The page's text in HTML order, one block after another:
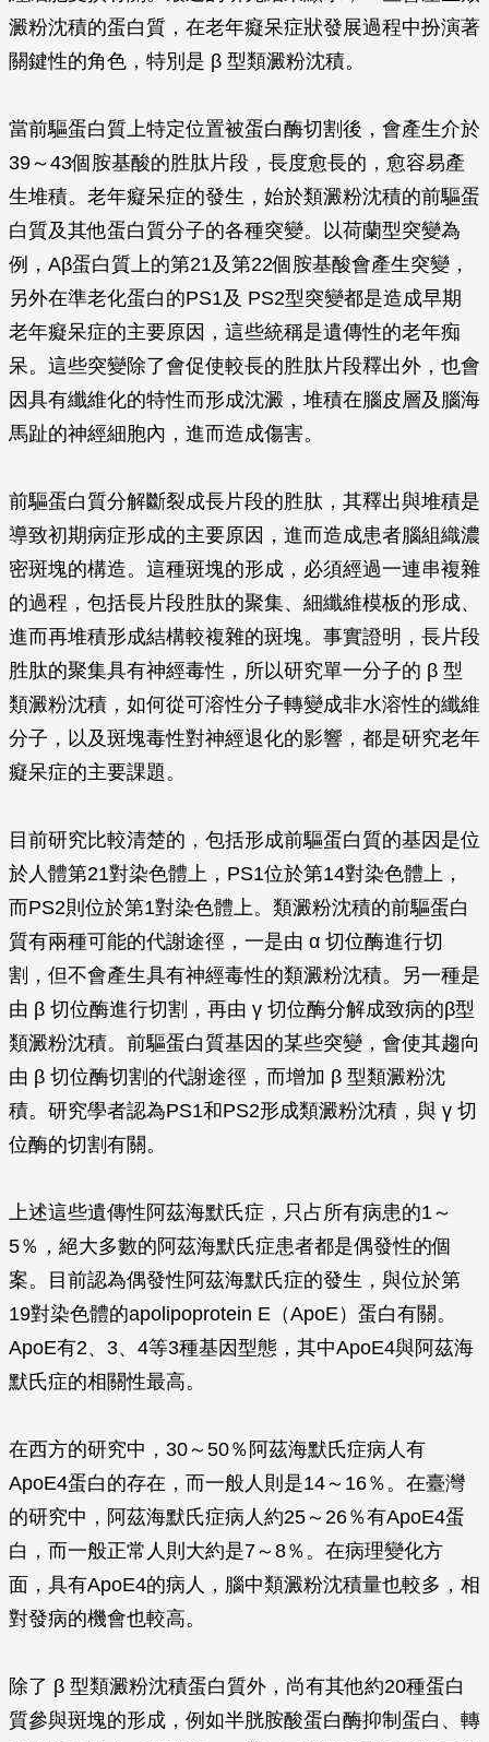
澱粉沈積的蛋白質，在老年癡呆症狀發展過程中扮演著
關鍵性的角色，特別是 β 型類澱粉沈積。
當前驅蛋白質上特定位置被蛋白酶切割後，會產生介於
39～43個胺基酸的胜肽片段，長度愈長的，愈容易產
生堆積。老年癡呆症的發生，始於類澱粉沈積的前驅蛋
白質及其他蛋白質分子的各種突變。以荷蘭型突變為
例，Aβ蛋白質上的第21及第22個胺基酸會產生突變，
另外在準老化蛋白的PS1及 PS2型突變都是造成早期
老年癡呆症的主要原因，這些統稱是遺傳性的老年痴
呆。這些突變除了會促使較長的胜肽片段釋出外，也會
因具有纖維化的特性而形成沈澱，堆積在腦皮層及腦海
馬趾的神經細胞內，進而造成傷害。
前驅蛋白質分解斷裂成長片段的胜肽，其釋出與堆積是
導致初期病症形成的主要原因，進而造成患者腦組織濃
密斑塊的構造。這種斑塊的形成，必須經過一連串複雜
的過程，包括長片段胜肽的聚集、細纖維模板的形成、
進而再堆積形成結構較複雜的斑塊。事實證明，長片段
胜肽的聚集具有神經毒性，所以研究單一分子的 β 型
類澱粉沈積，如何從可溶性分子轉變成非水溶性的纖維
分子，以及斑塊毒性對神經退化的影響，都是研究老年
癡呆症的主要課題。
目前研究比較清楚的，包括形成前驅蛋白質的基因是位
於人體第21對染色體上，PS1位於第14對染色體上，
而PS2則位於第1對染色體上。類澱粉沈積的前驅蛋白
質有兩種可能的代謝途徑，一是由 α 切位酶進行切
割，但不會產生具有神經毒性的類澱粉沈積。另一種是
由 β 切位酶進行切割，再由 γ 切位酶分解成致病的β型
類澱粉沈積。前驅蛋白質基因的某些突變，會使其趨向
由 β 切位酶切割的代謝途徑，而增加 β 型類澱粉沈
積。研究學者認為PS1和PS2形成類澱粉沈積，與 γ 切
位酶的切割有關。
上述這些遺傳性阿茲海默氏症，只占所有病患的1～
5％，絕大多數的阿茲海默氏症患者都是偶發性的個
案。目前認為偶發性阿茲海默氏症的發生，與位於第
19對染色體的apolipoprotein E（ApoE）蛋白有關。
ApoE有2、3、4等3種基因型態，其中ApoE4與阿茲海
默氏症的相關性最高。
在西方的研究中，30～50％阿茲海默氏症病人有
ApoE4蛋白的存在，而一般人則是14～16％。在臺灣
的研究中，阿茲海默氏症病人約25～26％有ApoE4蛋
白，而一般正常人則大約是7～8％。在病理變化方
面，具有ApoE4的病人，腦中類澱粉沈積量也較多，相
對發病的機會也較高。
除了 β 型類澱粉沈積蛋白質外，尚有其他約20種蛋白
質參與斑塊的形成，例如半胱胺酸蛋白酶抑制蛋白、轉